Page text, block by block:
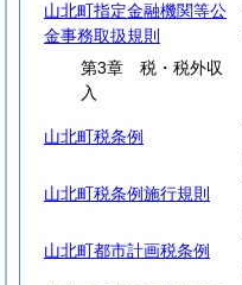
山北町指定金融機関等公
金事務取扱規則
第3章 税・税外収
入
山北町税条例
山北町税条例施行規則
山北町都市計画税条例